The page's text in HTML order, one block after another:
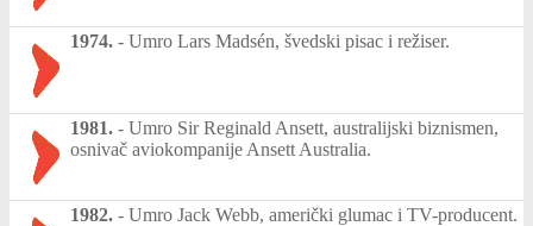
1974. - Umro Lars Madsén, švedski pisac i režiser.
1981. - Umro Sir Reginald Ansett, australijski biznismen,
osnivač aviokompanije Ansett Australia.
1982. - Umro Jack Webb, američki glumac i TV-producent.